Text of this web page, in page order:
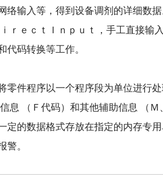
输入等，得到设备调剂的详细数据
ｒｅｃｔＩｎｐｕｔ，手工直接输
代码转换等工作。
件程序以一个程序段为单位进行处
息 （Ｆ代码）和其他辅助信息 （Ｍ
定的数据格式存放在指定的内存专
警。